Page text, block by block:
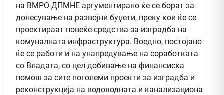
на ВМРО-ДПМНЕ аргументирано ќе се борат за
донесување на развојни буџети, преку кои ќе се
проектираат повеќе средства за изградба на
комуналната инфраструктура. Воедно, постојано
ќе се работи и на унапредување на соработката
со Владата, со цел добивање на финансиска
помош за сите поголеми проекти за изградба и
реконструкција на водоводната и канализациона